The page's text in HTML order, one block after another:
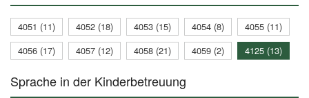
4051 (11) 4052 (18) 4053 (15) 4054 (8)
4055 (11)
4056 (17)
4057 (12) 4058 (21) 4059 (2) 4125 (13)
Sprache in der Kinderbetreuung